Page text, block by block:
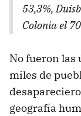
53,3%,
Colonia el
No fueron las
miles de
geografía